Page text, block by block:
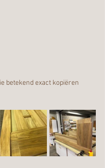
betekend exact kopiëren